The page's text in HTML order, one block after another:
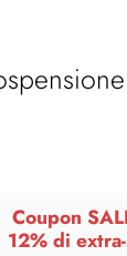
Coupon
12% di